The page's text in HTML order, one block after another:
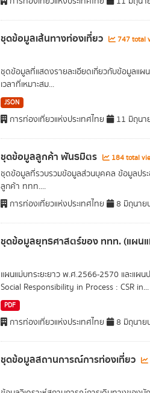
ชุดข้อมูลเส้นทางท่องเที่ยว 747 total
ชุดข้อมูลที่แสดงรายละเอียดเกี่ยวกับข้อมูลแ
เวลาที่เหมาะสม...
JSON
การท่องเที่ยวแห่งประเทศไทย 11 มิถุนา
ชุดข้อมูลลูกค้า พันธมิตร 184 total
ชุดข้อมูลที่รวบรวมข้อมูลส่วนบุคคล ข้อมูลปร
ลูกค้า ททท....
การท่องเที่ยวแห่งประเทศไทย
8 มิถุนาย
ชุดข้อมูลยุทธศาสตร์ของ ททท. (แผน
แผนแม่บทระยะยาว พ.ศ.2566-2570 และแผ
Social Responsibility in Process : CSR in...
PDF
การท่องเที่ยวแห่งประเทศไทย 8 มิถุนาย
ชุดข้อมูลสถานการณ์การท่องเที่ยว